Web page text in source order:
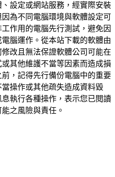
設定或網站服務，經實際安裝
為不同電腦環境與軟體設定可
作用的電腦先行測試，避免因
腦運作。從本站下載的軟體由
改且無法保證軟體公司可能在
其他維護不當等因素而造成損
，記得先行備份電腦中的重要
操作或其他疏失造成資料毀
執行各種操作，表示您已閱讀
之風險與責任。